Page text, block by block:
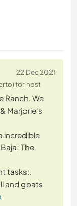
22 Dec 2021
for host
Ranch. We
Marjorie‘s
incredible
The
tasks:.
and goats